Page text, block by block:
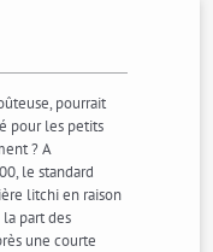
pourrait
pour les petits
? A
le standard
litchi en raison
part des
une courte